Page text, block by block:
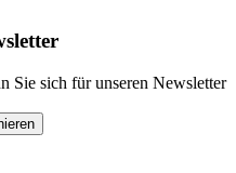
Sie sich für unseren Newsletter